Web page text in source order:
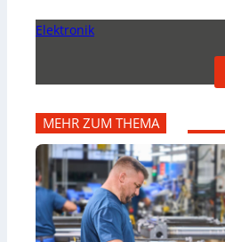
Elektronik
MEHR ZUM THEMA